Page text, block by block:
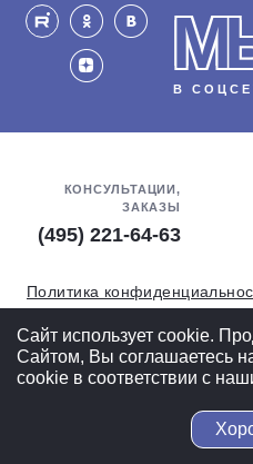
В
КОНСУЛЬТАЦИИ,
ЗАКАЗЫ
(495) 221-64-63
Политика
Обработка персональных
© 2004-2026 ВелоСклад.ру
Сайт использует cookie.
Сайтом, Вы соглашаетесь
cookie в соответствии с